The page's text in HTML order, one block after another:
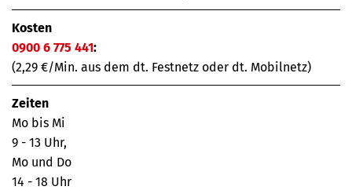
Kosten
0900 6 775 441:
(2,29 €/Min. aus dem dt. Festnetz oder dt. Mobilnetz)
Zeiten
Mo bis Mi
9 - 13 Uhr,
Mo und Do
14 - 18 Uhr